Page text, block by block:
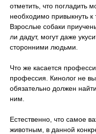
отметить, что погладить
необходимо привыкнуть
Взрослые собаки
ли дадут, могут даже
сторонними людьми.
Что же касается
профессия. Кинолог не
обязательно должен
ним.
Естественно, что самое
животным, в данной